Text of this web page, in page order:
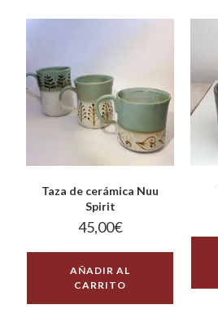
Taza de cerámica Nuu
Spirit
45,00€
AÑADIR AL
CARRITO